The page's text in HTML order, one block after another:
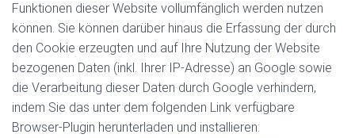
Funktionen dieser Website vollumfänglich werden nutzen
können. Sie können darüber hinaus die Erfassung der durch
den Cookie erzeugten und auf Ihre Nutzung der Website
bezogenen Daten (inkl. Ihrer IP-Adresse) an Google sowie
die Verarbeitung dieser Daten durch Google verhindern,
indem Sie das unter dem folgenden Link verfügbare
Browser-Plugin herunterladen und installieren: